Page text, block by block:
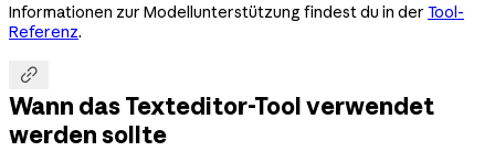
Informationen zur Modellunterstützung findest du in der Tool-
Referenz.

Wann das Texteditor-Tool verwendet
werden sollte